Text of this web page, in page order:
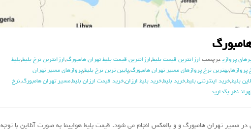
پروازی برچسب ارزانترین قیمت بلیط,ارزانترین قیمت بلیط تهران هامبورگ,ارزانترین نرخ بلیط,بلیط
پروازها,بهترین نرخ پروازهای مسیر تهران هامبورگ,پایین ترین نرخ بلیط,پروازهای مسیر تهران
بلیط,خرید اینترنتی بلیط,خرید بلیط,خرید بلیط ارزان,خرید قیمت ارزان بلیط,مسیر تهران هامبورگ,نرخ
نظر بگذارید
در مسیر تهران هامبورگ و و بالعکس انجام می شود. قیمت بلیط هواپیما به صورت آنلاین با توجه